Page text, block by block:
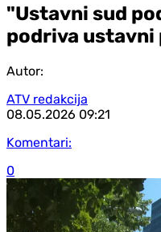
"Ustavni sud
podriva ustavni
Autor:
ATV redakcija
08.05.2026 09:21
Komentari:
0